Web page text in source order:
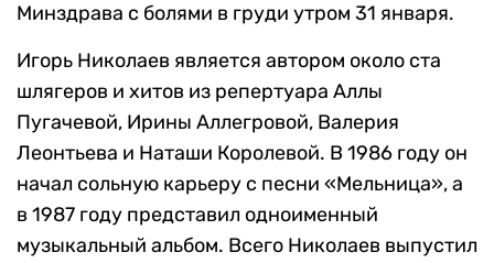
Минздрава с болями в груди утром 31 января.
Игорь Николаев является автором около ста
шлягеров и хитов из репертуара Аллы
Пугачевой, Ирины Аллегровой, Валерия
Леонтьева и Наташи Королевой. В 1986 году он
начал сольную карьеру с песни «Мельница», а
в 1987 году представил одноименный
музыкальный альбом. Всего Николаев выпустил